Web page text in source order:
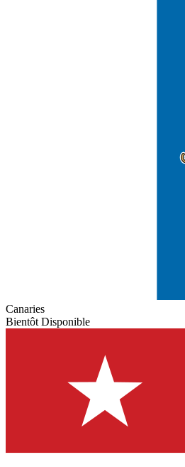
Canaries
Bientôt Disponible